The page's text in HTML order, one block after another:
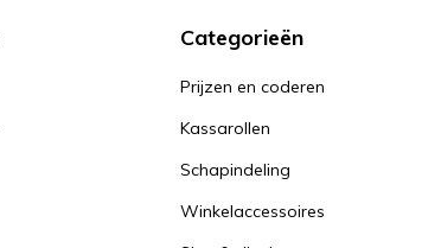
Categorieën
Prijzen en coderen
Kassarollen
Schapindeling
Winkelaccessoires